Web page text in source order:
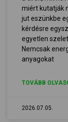
miért kutatják
jut eszünkbe
kérdésre
egyetlen
Nemcsak
anyagokat
TOVÁBB
2026.07.05.